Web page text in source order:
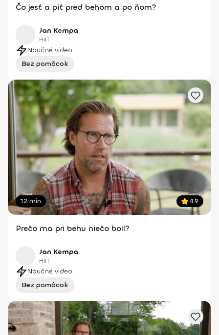
Čo jesť a piť pred behom a po ňom?
Jan Kempa
HIIT
Náučné video
Bez pomôcok
12 min 4.9
Prečo ma pri behu niečo bolí?
Jan Kempa
HIIT
Náučné video
Bez pomôcok